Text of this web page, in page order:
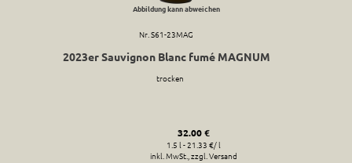
Abbildung kann abweichen
Nr. S61-23MAG
2023er Sauvignon Blanc fumé MAGNUM
trocken
32.00 €
1.5 l - 21.33 €/ l
inkl. MwSt., zzgl. Versand